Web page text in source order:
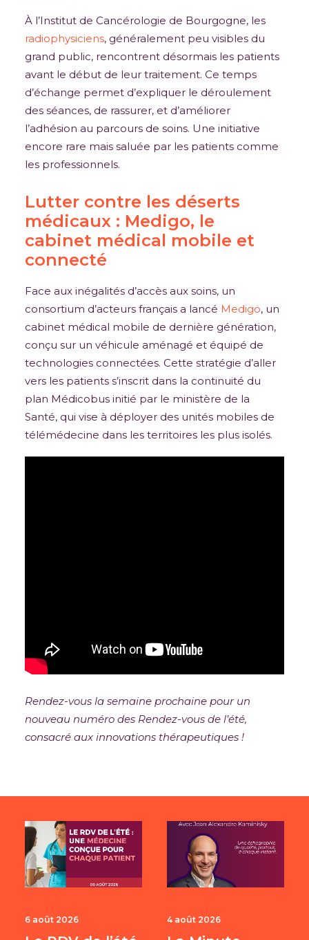
À l’Institut de Cancérologie de Bourgogne, les
radiophysiciens, généralement peu visibles du
grand public, rencontrent désormais les patients
avant le début de leur traitement. Ce temps
d’échange permet d’expliquer le déroulement
des séances, de rassurer, et d’améliorer
l’adhésion au parcours de soins. Une initiative
encore rare mais saluée par les patients comme
les professionnels.
Lutter contre les déserts
médicaux : Medigo, le
cabinet médical mobile et
connecté
Face aux inégalités d’accès aux soins, un
consortium d’acteurs français a lancé Medigo, un
cabinet médical mobile de dernière génération,
conçu sur un véhicule aménagé et équipé de
technologies connectées. Cette stratégie d’aller
vers les patients s’inscrit dans la continuité du
plan Médicobus initié par le ministère de la
Santé, qui vise à déployer des unités mobiles de
télémédecine dans les territoires les plus isolés.
Rendez-vous la semaine prochaine pour un
nouveau numéro des Rendez-vous de l’été,
consacré aux innovations thérapeutiques !
6 août 2026 4 août 2026